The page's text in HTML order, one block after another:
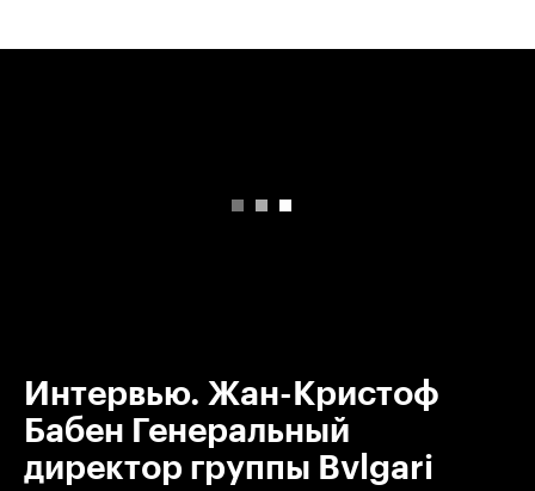
Интервью. Жан-Кристоф
Бабен Генеральный
директор группы Bvlgari